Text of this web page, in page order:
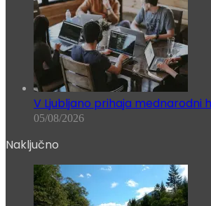
V Ljubljano prihaja mednarodni
05/08/2026
Naključno